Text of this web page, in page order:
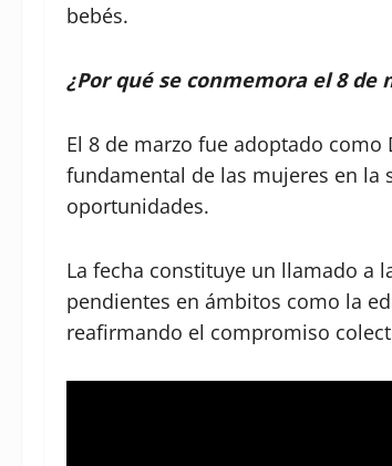
bebés.
¿Por qué se conmemora el 8 de
El 8 de marzo fue adoptado
fundamental de las mujeres en la
oportunidades.
La fecha constituye un llamado a
pendientes en ámbitos como la
reafirmando el compromiso